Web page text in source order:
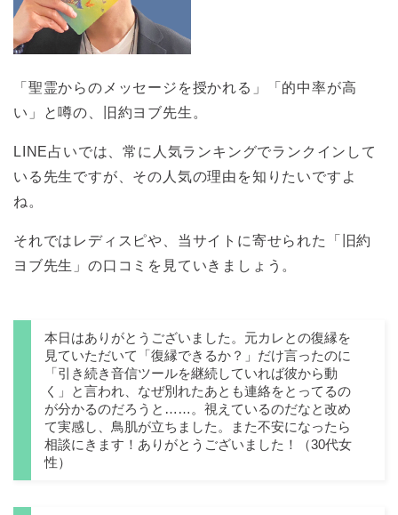
「聖霊からのメッセージを授かれる」「的中率が高
い」と噂の、旧約ヨブ先生。
LINE占いでは、常に人気ランキングでランクインして
いる先生ですが、その人気の理由を知りたいですよ
ね。
それではレディスピや、当サイトに寄せられた「旧約
ヨブ先生」の口コミを見ていきましょう。
本日はありがとうございました。元カレとの復縁を
見ていただいて「復縁できるか？」だけ言ったのに
「引き続き音信ツールを継続していれば彼から動
く」と言われ、なぜ別れたあとも連絡をとってるの
が分かるのだろうと……。視えているのだなと改め
て実感し、鳥肌が立ちました。また不安になったら
相談にきます！ありがとうございました！（30代女
性）